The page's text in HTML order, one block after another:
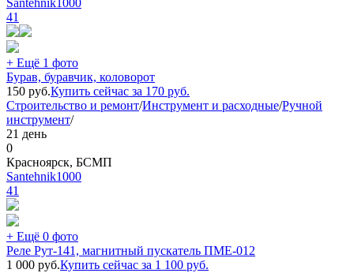
Santehnik1000
41
+ Ещё 1 фото
Бурав, буравчик, коловорот
150 руб.Купить сейчас за 170 руб.
Строительство и ремонт/Инструмент и расходные/Ручной
инструмент/
21 день
0
Красноярск, БСМП
Santehnik1000
41
+ Ещё 0 фото
Реле Рут-141, магнитный пускатель ПМЕ-012
1 000 руб.Купить сейчас за 1 100 руб.